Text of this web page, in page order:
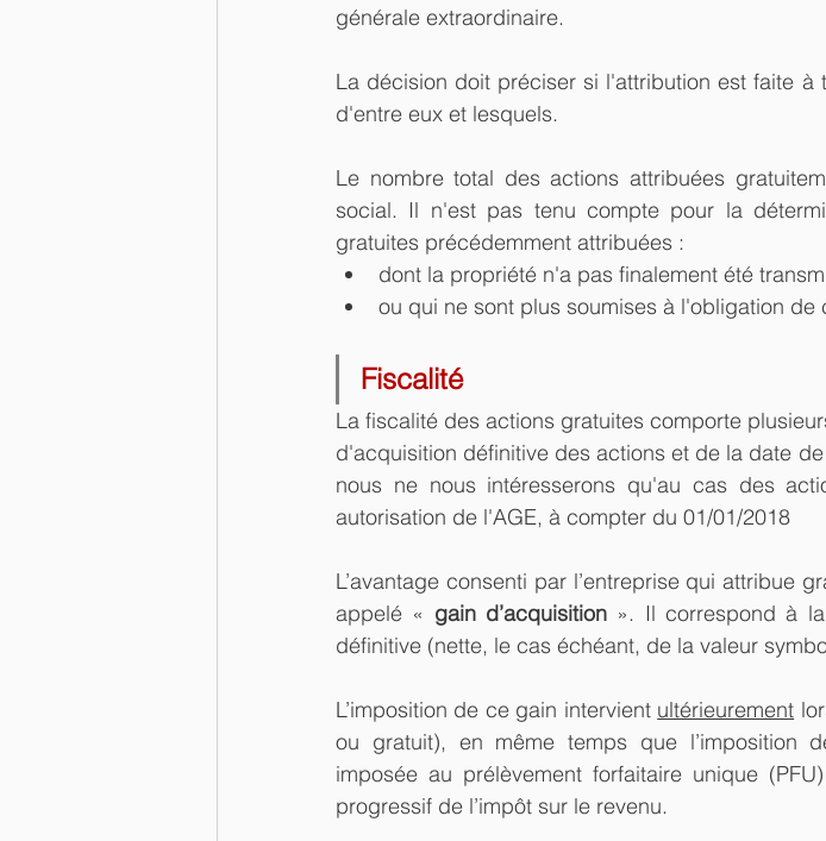
générale extraordinaire.
La décision doit préciser si l'attribution est faite à
d'entre eux et lesquels.
Le nombre total des actions attribuées
social. Il n'est pas tenu compte pour la
gratuites précédemment attribuées :
dont la propriété n'a pas finalement été
ou qui ne sont plus soumises à l'obligation de
Fiscalité
La fiscalité des actions gratuites comporte
d'acquisition définitive des actions et de la date
nous ne nous intéresserons qu'au cas des
autorisation de l'AGE, à compter du 01/01/2018
L’avantage consenti par l’entreprise qui attribue
appelé « gain d’acquisition ». Il correspond à
définitive (nette, le cas échéant, de la valeur
L’imposition de ce gain intervient ultérieurement
ou gratuit), en même temps que l’imposition
imposée au prélèvement forfaitaire unique
progressif de l’impôt sur le revenu.